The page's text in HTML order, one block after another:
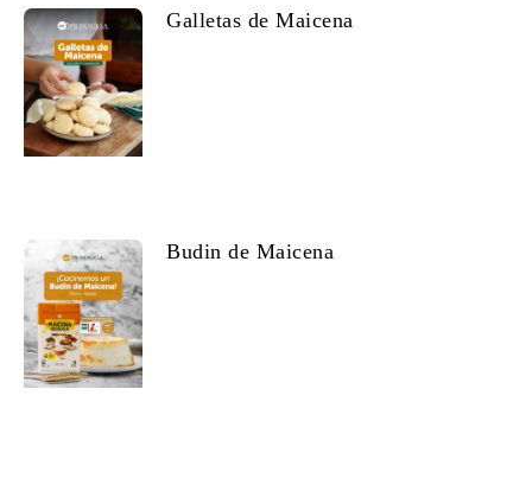
Galletas de Maicena
Budin de Maicena